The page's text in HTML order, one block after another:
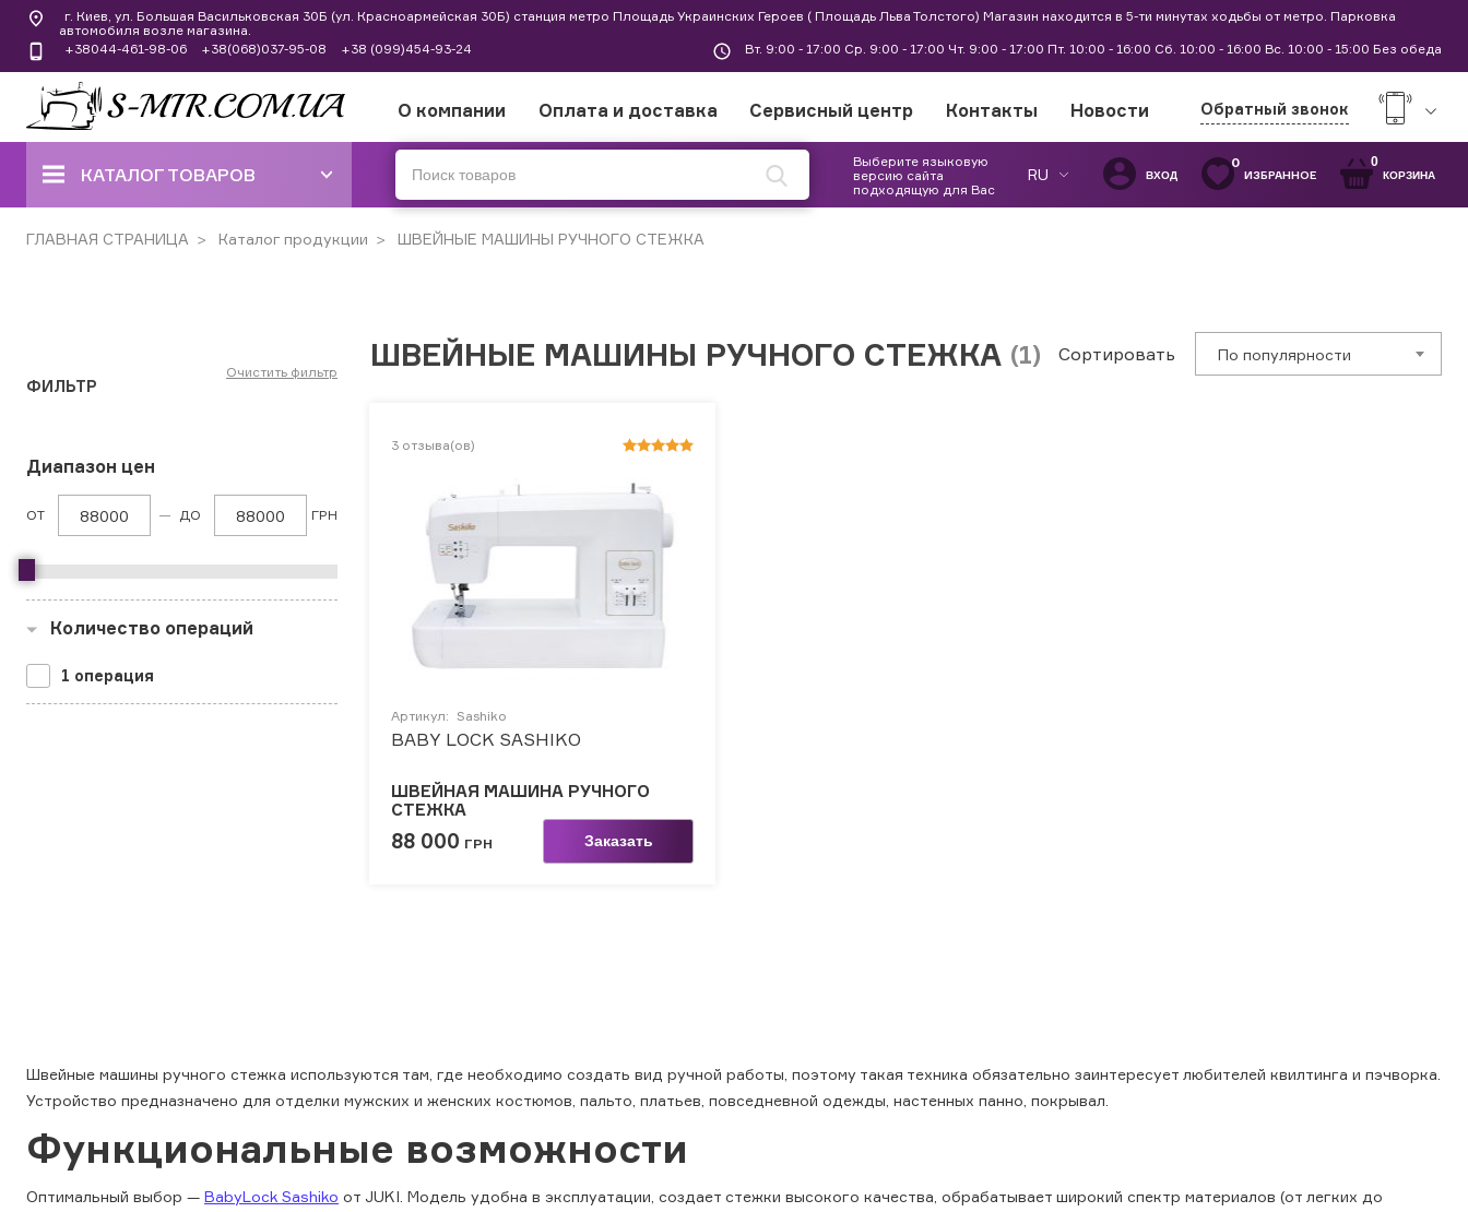
Швейные машины ручного стежка используются там, где необходимо создать вид ручной работы, поэтому такая техника обязательно заинтересует любителей квилтинга и пэчворка.
Устройство предназначено для отделки мужских и женских костюмов, пальто, платьев, повседневной одежды, настенных панно, покрывал.
Функциональные возможности
Оптимальный выбор — BabyLock Sashiko от JUKI. Модель удобна в эксплуатации, создает стежки высокого качества, обрабатывает широкий спектр материалов (от легких до
г. Киев, ул. Большая Васильковская 30Б (ул. Красноармейская 30Б) станция метро Площадь Украинских Героев ( Площадь Льва Толстого) Магазин находится в 5-ти минутах ходьбы от метро. Парковка
автомобиля возле магазина.
+38044-461-98-06
+38(068)037-95-08 +38 (099)454-93-24 Вт. 9:00 - 17:00 Ср. 9:00 - 17:00 Чт. 9:00 - 17:00 Пт. 10:00 - 16:00 Сб. 10:00 - 16:00 Вс. 10:00 - 15:00 Без обеда
О компании Оплата и доставка Сервисный центр Контакты Новости Обратный звонок
КАТАЛОГ ТОВАРОВ
ШВЕЙНЫЕ МАШИНЫ
ВЯЗАЛЬНЫЕ МАШИНЫ
ВСЕ КАТЕГОРИИ
Выберите языковую
версию сайта
подходящую для Вас
RU ВХОД
0
ИЗБРАННОЕ
0
КОРЗИНА
ГЛАВНАЯ СТРАНИЦА Каталог продукции ШВЕЙНЫЕ МАШИНЫ РУЧНОГО СТЕЖКА
ФИЛЬТР
Очистить фильтр
Диапазон цен
ОТ ДО ГРН
Количество операций
1 операция
ШВЕЙНЫЕ МАШИНЫ РУЧНОГО СТЕЖКА (1) Сортировать По популярности
3 отзыва(ов)
Артикул: Sashiko
BABY LOCK SASHIKO
ШВЕЙНАЯ МАШИНА РУЧНОГО
СТЕЖКА
88 000 ГРН Заказать